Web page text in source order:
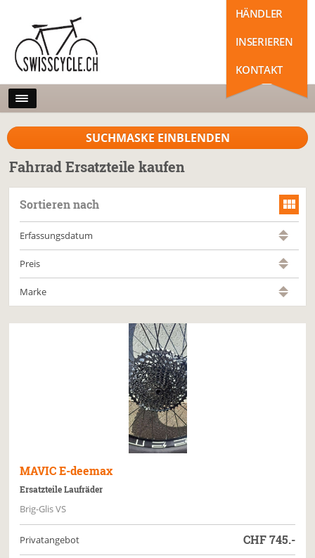
HÄNDLER
INSERIEREN
KONTAKT
SUCHMASKE EINBLENDEN
Fahrrad Ersatzteile kaufen
Sortieren nach
Erfassungsdatum
Preis
Marke
MAVIC E-deemax
Ersatzteile Laufräder
Brig-Glis VS
Privatangebot CHF745.-